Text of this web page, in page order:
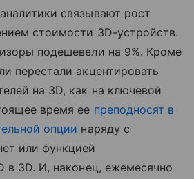
связывают рост
стоимости 3D-устройств.
подешевели на 9%. Кроме
перестали акцентировать
на 3D, как на ключевой
время ее преподносят в
опции наряду с
или функцией
в 3D. И, наконец, ежемесячно